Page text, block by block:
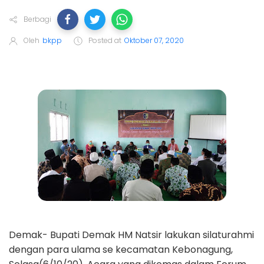
Berbagi
Oleh bkpp Posted at Oktober 07, 2020
Demak- Bupati Demak HM Natsir lakukan silaturahmi
dengan para ulama se kecamatan Kebonagung,